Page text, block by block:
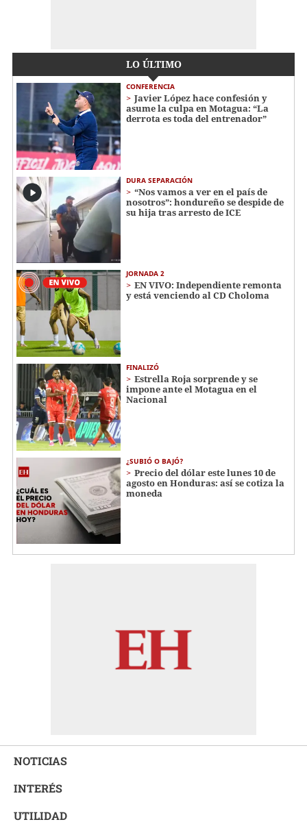
LO ÚLTIMO
CONFERENCIA
Javier López hace confesión y
asume la culpa en Motagua: “La
derrota es toda del entrenador”
DURA SEPARACIÓN
“Nos vamos a ver en el país de
nosotros”: hondureño se despide de
su hija tras arresto de ICE
JORNADA 2
EN VIVO: Independiente remonta
y está venciendo al CD Choloma
FINALIZÓ
Estrella Roja sorprende y se
impone ante el Motagua en el
Nacional
¿SUBIÓ O BAJÓ?
Precio del dólar este lunes 10 de
agosto en Honduras: así se cotiza la
moneda
NOTICIAS
INTERÉS
UTILIDAD